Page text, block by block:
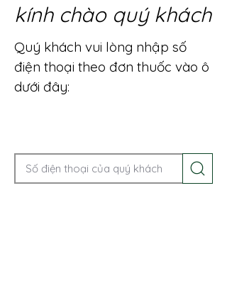
kính chào quý khách
Quý khách vui lòng nhập số
điện thoại theo đơn thuốc vào ô
dưới đây: